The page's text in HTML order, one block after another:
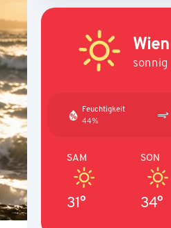
Wien
sonnig
Feuchtigkeit
44%
SAM
31°
SON
34°